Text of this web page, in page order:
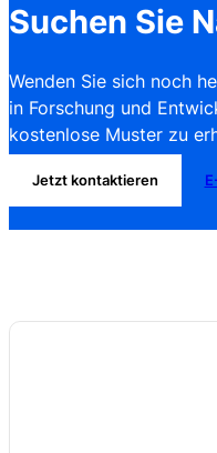
Suchen Sie
Wenden Sie sich noch
in Forschung und
kostenlose Muster zu
Jetzt kontaktieren